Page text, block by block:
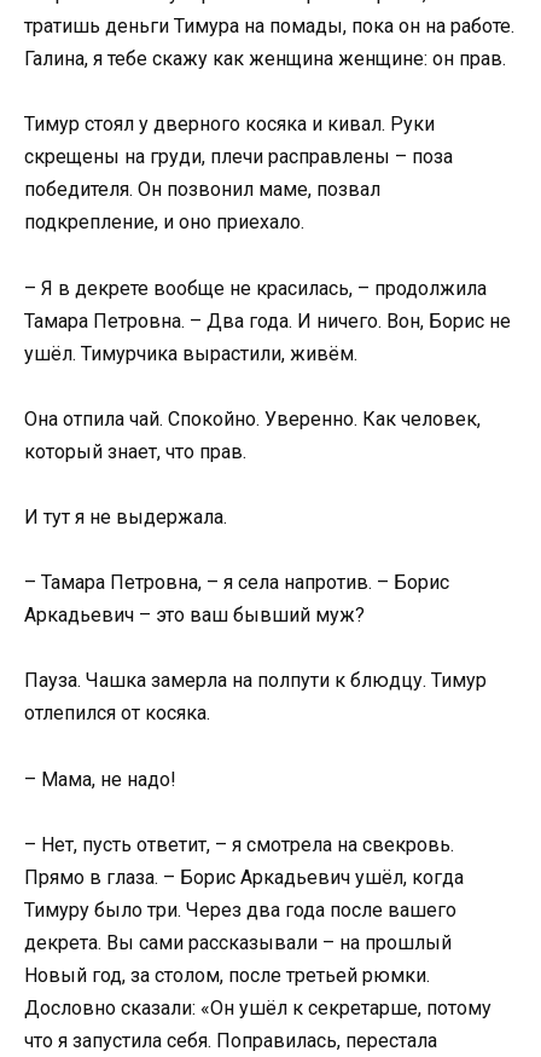
тратишь деньги Тимура на помады, пока он на работе.
Галина, я тебе скажу как женщина женщине: он прав.
Тимур стоял у дверного косяка и кивал. Руки
скрещены на груди, плечи расправлены – поза
победителя. Он позвонил маме, позвал
подкрепление, и оно приехало.
– Я в декрете вообще не красилась, – продолжила
Тамара Петровна. – Два года. И ничего. Вон, Борис не
ушёл. Тимурчика вырастили, живём.
Она отпила чай. Спокойно. Уверенно. Как человек,
который знает, что прав.
И тут я не выдержала.
– Тамара Петровна, – я села напротив. – Борис
Аркадьевич – это ваш бывший муж?
Пауза. Чашка замерла на полпути к блюдцу. Тимур
отлепился от косяка.
– Мама, не надо!
– Нет, пусть ответит, – я смотрела на свекровь.
Прямо в глаза. – Борис Аркадьевич ушёл, когда
Тимуру было три. Через два года после вашего
декрета. Вы сами рассказывали – на прошлый
Новый год, за столом, после третьей рюмки.
Дословно сказали: «Он ушёл к секретарше, потому
что я запустила себя. Поправилась, перестала